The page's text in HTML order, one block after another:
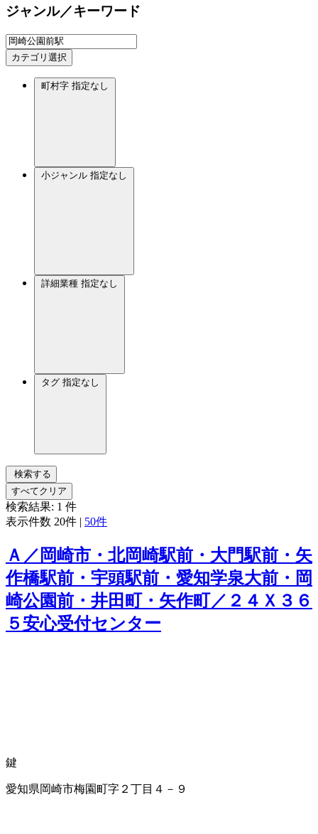
ジャンル／キーワード
カテゴリ選択
町村字 指定なし
小ジャンル 指定なし
詳細業種 指定なし
タグ 指定なし
検索する
すべてクリア
検索結果: 1 件
表示件数 20件 | 50件
Ａ／岡崎市・北岡崎駅前・大門駅前・矢
作橋駅前・宇頭駅前・愛知学泉大前・岡
崎公園前・井田町・矢作町／２４Ｘ３６
５安心受付センター
鍵
愛知県岡崎市梅園町字２丁目４－９